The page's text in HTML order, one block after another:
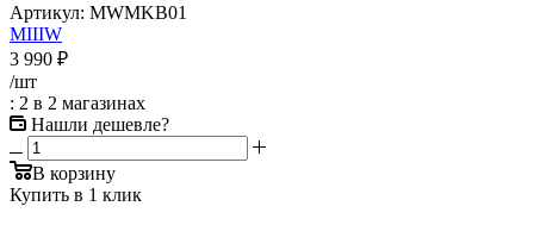
Артикул: MWMKB01
MIIIW
3 990 ₽
/шт
: 2 в 2 магазинах
Нашли дешевле?
В корзину
Купить в 1 клик